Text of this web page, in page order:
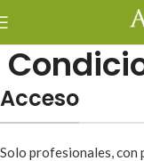
Acceso
Solo profesionales, con